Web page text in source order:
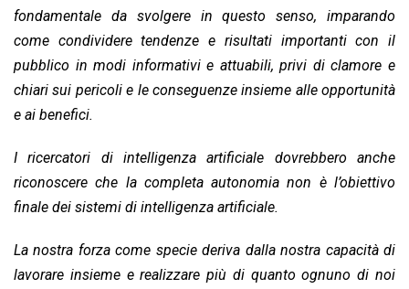
fondamentale da svolgere in questo senso, imparando
come condividere tendenze e risultati importanti con il
pubblico in modi informativi e attuabili, privi di clamore e
chiari sui pericoli e le conseguenze insieme alle opportunità
e ai benefici.
I ricercatori di intelligenza artificiale dovrebbero anche
riconoscere che la completa autonomia non è l’obiettivo
finale dei sistemi di intelligenza artificiale.
La nostra forza come specie deriva dalla nostra capacità di
lavorare insieme e realizzare più di quanto ognuno di noi